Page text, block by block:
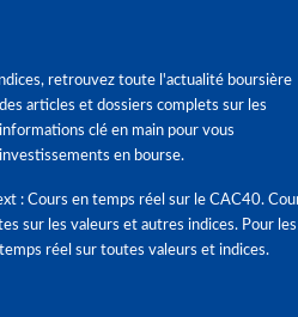
retrouvez toute l'actualité boursière
des articles et dossiers complets sur les
clé en main pour vous
en bourse.
: Cours en temps réel sur le CAC40.
sur les valeurs et autres indices. Pour les
réel sur toutes valeurs et indices.